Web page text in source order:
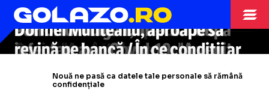
VLAD LUPU
terenul rivalei Lyon-Parizienii au
revenit pe primul loc în Ligue 1
execuția cu care Barrenetxea a
eclipsat reușitele lui Messi
ARHIVA
Liga 1: Remiză între Sepsi Sf.
Gheorghe și Gaz Metan Mediaș
ARHIVA FOTBAL
Primul transfer important al
Barcelonei din noua eră Laporta
Ce mare schimbare vrea să facă
Valentino Rossi după ce a avut
Covid: "Am înțeles ce este
singurătatea"
ARHIVA FOTBAL
Patron din Liga 1, internat după
infectarea cuCovid-19:"A venit
furtuna carem-apus la pământ"
ARHIVA FOTBAL
Dorinel Munteanu, aproape să
revină pe bancă / În ce condiții ar
prelua o echipa din România
Nouă ne pasă ca datele tale personale să rămână
confidențiale